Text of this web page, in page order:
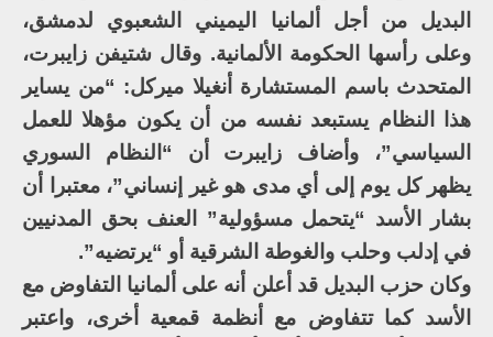
البديل من أجل ألمانيا اليميني الشعبوي لدمشق،
وعلى رأسها الحكومة الألمانية. وقال شتيفن زايبرت،
المتحدث باسم المستشارة أنغيلا ميركل: “من يساير
هذا النظام يستبعد نفسه من أن يكون مؤهلا للعمل
السياسي”، وأضاف زايبرت أن “النظام السوري
يظهر كل يوم إلى أي مدى هو غير إنساني”، معتبرا أن
بشار الأسد “يتحمل مسؤولية” العنف بحق المدنيين
في إدلب وحلب والغوطة الشرقية أو “يرتضيه”.
وكان حزب البديل قد أعلن أنه على ألمانيا التفاوض مع
الأسد كما تتفاوض مع أنظمة قمعية أخرى، واعتبر